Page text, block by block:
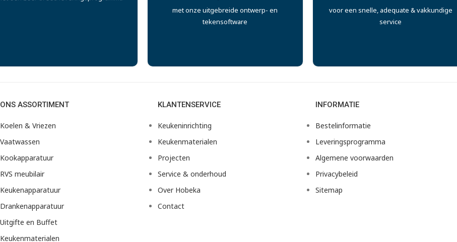
met onze uitgebreide ontwerp- en
tekensoftware
voor een snelle, adequate & vakkundige
service
ONS ASSORTIMENT
Koelen & Vriezen
Vaatwassen
Kookapparatuur
RVS meubilair
Keukenapparatuur
Drankenapparatuur
Uitgifte en Buffet
Keukenmaterialen
KLANTENSERVICE
Keukeninrichting
Keukenmaterialen
Projecten
Service & onderhoud
Over Hobeka
Contact
INFORMATIE
Bestelinformatie
Leveringsprogramma
Algemene voorwaarden
Privacybeleid
Sitemap